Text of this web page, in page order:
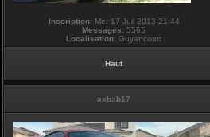
Inscription:Mer 17 Juil 2013 21:44
Messages: 5565
Localisation: Guyancourt
Haut
axbab17